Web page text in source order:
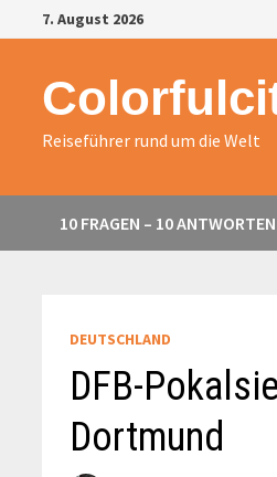
Zurück
zum
7. August 2026
Reiseführer rund um die Welt
10 FRAGEN – 10 ANTWORTEN
DEUTSCHLAND
DFB-
Dortmund